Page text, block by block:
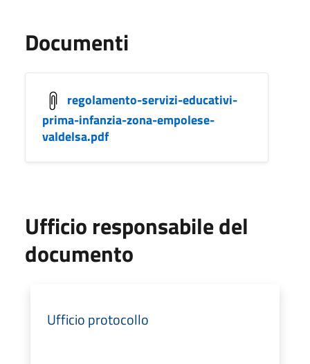
Documenti
regolamento-servizi-educativi-
prima-infanzia-zona-empolese-
valdelsa.pdf
Ufficio responsabile del
documento
Ufficio protocollo